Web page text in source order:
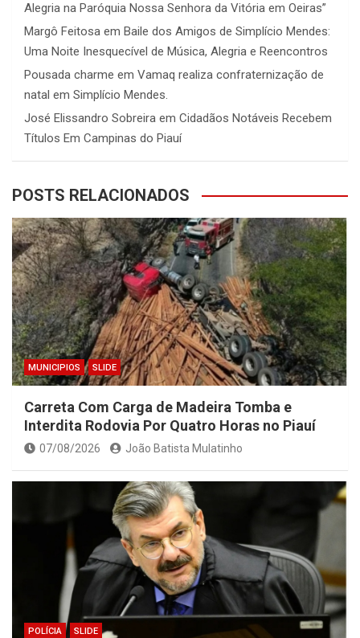
Alegria na Paróquia Nossa Senhora da Vitória em Oeiras”
Margô Feitosa em Baile dos Amigos de Simplício Mendes:
Uma Noite Inesquecível de Música, Alegria e Reencontros
Pousada charme em Vamaq realiza confraternização de
natal em Simplício Mendes.
José Elissandro Sobreira em Cidadãos Notáveis Recebem
Títulos Em Campinas do Piauí
POSTS RELACIONADOS
MUNICIPIOS SLIDE
Carreta Com Carga de Madeira Tomba e
Interdita Rodovia Por Quatro Horas no Piauí
07/08/2026 João Batista Mulatinho
POLÍCIA SLIDE